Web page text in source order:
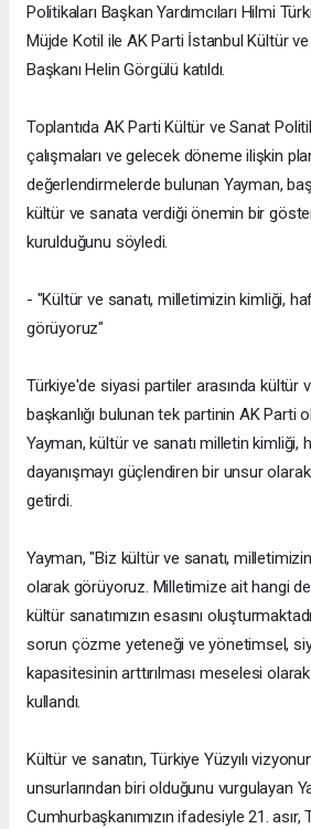
Politikaları Başkan Yardımcıları Hilmi
Müjde Kotil ile AK Parti İstanbul Kültür ve
Başkanı Helin Görgülü katıldı.
Toplantıda AK Parti Kültür ve Sanat
çalışmaları ve gelecek döneme ilişkin
değerlendirmelerde bulunan Yayman,
kültür ve sanata verdiği önemin bir
kurulduğunu söyledi.
- "Kültür ve sanatı, milletimizin kimliği,
görüyoruz"
Türkiye'de siyasi partiler arasında kültür
başkanlığı bulunan tek partinin AK Parti
Yayman, kültür ve sanatı milletin kimliği,
dayanışmayı güçlendiren bir unsur
getirdi.
Yayman, "Biz kültür ve sanatı,
olarak görüyoruz. Milletimize ait hangi
kültür sanatımızın esasını
sorun çözme yeteneği ve yönetimsel,
kapasitesinin arttırılması meselesi
kullandı.
Kültür ve sanatın, Türkiye Yüzyılı
unsurlarından biri olduğunu vurgulayan
Cumhurbaşkanımızın ifadesiyle 21. asır,